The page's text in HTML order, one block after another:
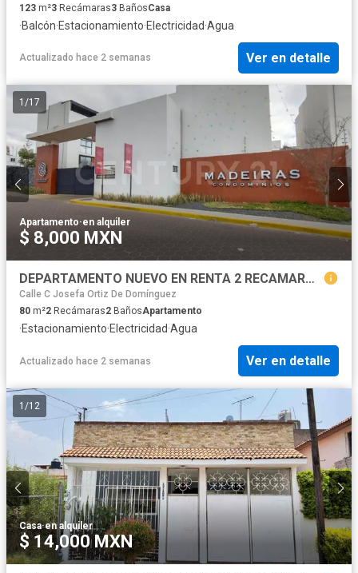
123 m²3 Recámaras3 BañosCasa
·Balcón·Estacionamiento·Electricidad·Agua
Actualizado hace 2 semanas Ver en detalle
1 /17
Apartamento·en alquiler
$ 8,000 MXN
DEPARTAMENTO NUEVO EN RENTA 2 RECAMARAS RESIDENCIAL MADEIRAS
Calle C Josefa Ortiz De Domínguez
80 m²2 Recámaras2 BañosApartamento
·Estacionamiento·Electricidad·Agua
Actualizado hace 2 semanas Ver en detalle
1 /12
Casa·en alquiler
$ 14,000 MXN